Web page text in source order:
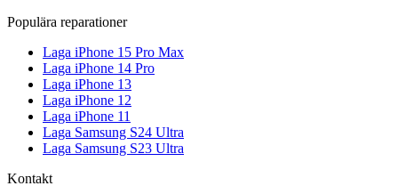
Populära reparationer
Laga iPhone 15 Pro Max
Laga iPhone 14 Pro
Laga iPhone 13
Laga iPhone 12
Laga iPhone 11
Laga Samsung S24 Ultra
Laga Samsung S23 Ultra
Kontakt